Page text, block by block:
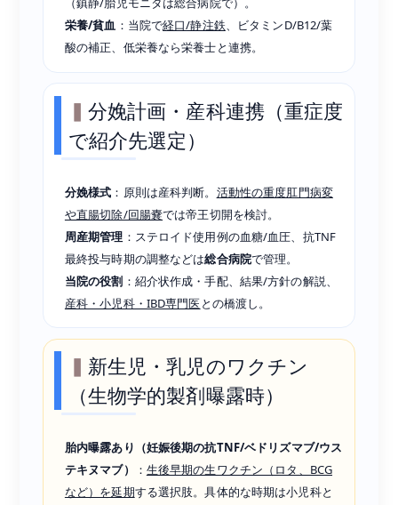
栄養/貧血 ：当院で経口/静注鉄、ビタミンD/B12/葉
酸の補正、低栄養なら栄養士と連携。
分娩計画・産科連携（重症度
で紹介先選定）
分娩様式 ：原則は産科判断。 活動性の重度肛門病変
や直腸切除/回腸嚢では帝王切開を検討。
周産期管理 ：ステロイド使用例の血糖/血圧、抗TNF
最終投与時期の調整などは総合病院で管理。
当院の役割 ：紹介状作成・手配、結果/方針の解説、
産科・小児科・IBD専門医との橋渡し。
新生児・乳児のワクチン
（生物学的製剤曝露時）
胎内曝露あり（妊娠後期の抗TNF/ベドリズマブ/ウス
テキヌマブ）
： 生後早期の生ワクチン（ロタ、BCG
など）を延期する選択肢。具体的な時期は小児科と